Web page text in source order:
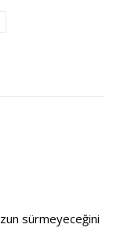
sürmeyeceğini